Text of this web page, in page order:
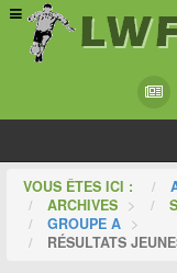
VOUS ÊTES ICI :
ARCHIVES >
GROUPE A >
RÉSULTATS